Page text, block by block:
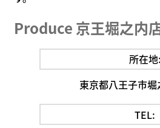
Produce 京王堀之内
所在地:
東京都八王子市
TEL: